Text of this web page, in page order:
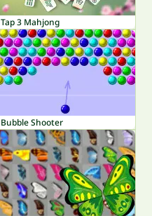
Tap 3 Mahjong
Bubble Shooter